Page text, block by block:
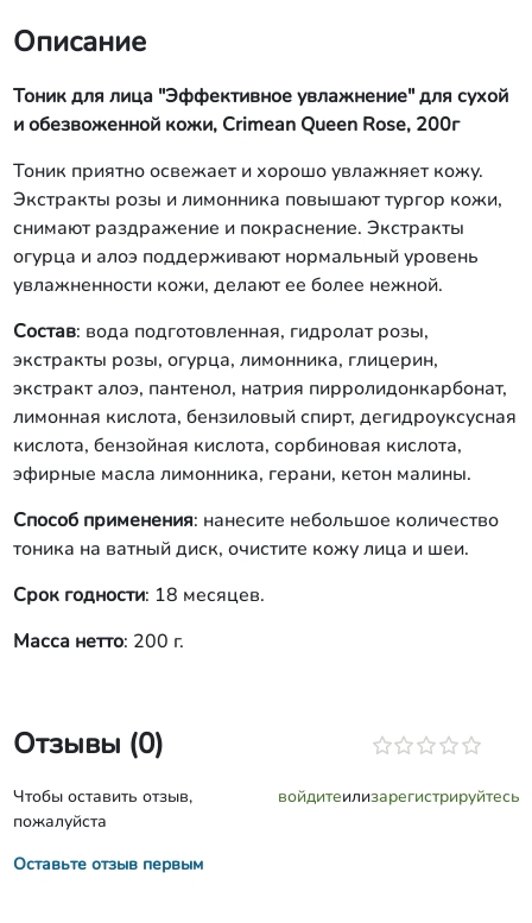
Описание
Тоник для лица "Эффективное увлажнение" для сухой
и обезвоженной кожи, Crimean Queen Rose, 200г
Тоник приятно освежает и хорошо увлажняет кожу.
Экстракты розы и лимонника повышают тургор кожи,
снимают раздражение и покраснение. Экстракты
огурца и алоэ поддерживают нормальный уровень
увлажненности кожи, делают ее более нежной.
Состав: вода подготовленная, гидролат розы,
экстракты розы, огурца, лимонника, глицерин,
экстракт алоэ, пантенол, натрия пирролидонкарбонат,
лимонная кислота, бензиловый спирт, дегидроуксусная
кислота, бензойная кислота, сорбиновая кислота,
эфирные масла лимонника, герани, кетон малины.
Способ применения: нанесите небольшое количество
тоника на ватный диск, очистите кожу лица и шеи.
Срок годности: 18 месяцев.
Масса нетто: 200 г.
Отзывы (0)
Чтобы оставить отзыв,
пожалуйста
войдитеилизарегистрируйтесь
Оставьте отзыв первым